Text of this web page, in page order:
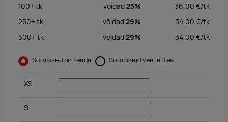
100+tk võidad25% 36,00 €/tk
250+tk võidad29% 34,00 €/tk
500+tk võidad29% 34,00 €/tk
Suurused on teada Suuruseid veel ei tea
XS
S